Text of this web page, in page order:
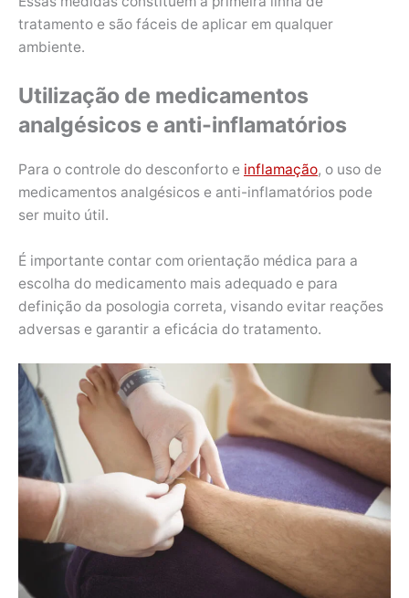
tratamento e são fáceis de aplicar em qualquer
ambiente.
Utilização de medicamentos
analgésicos e anti-inflamatórios
Para o controle do desconforto e inflamação, o uso de
medicamentos analgésicos e anti-inflamatórios pode
ser muito útil.
É importante contar com orientação médica para a
escolha do medicamento mais adequado e para
definição da posologia correta, visando evitar reações
adversas e garantir a eficácia do tratamento.